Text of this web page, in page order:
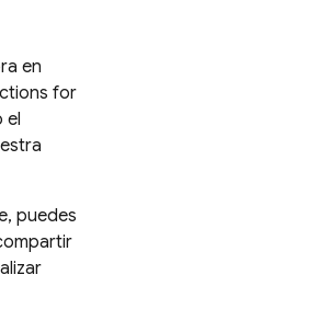
en
for
el
, puedes